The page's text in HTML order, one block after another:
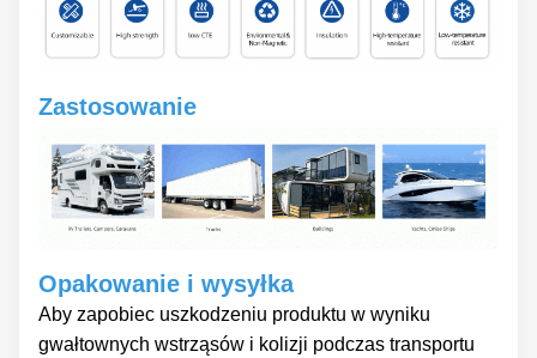
Zastosowanie
Opakowanie i wysyłka
Aby zapobiec uszkodzeniu produktu w wyniku
gwałtownych wstrząsów i kolizji podczas transportu